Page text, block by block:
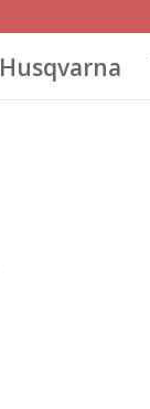
Husqvarna